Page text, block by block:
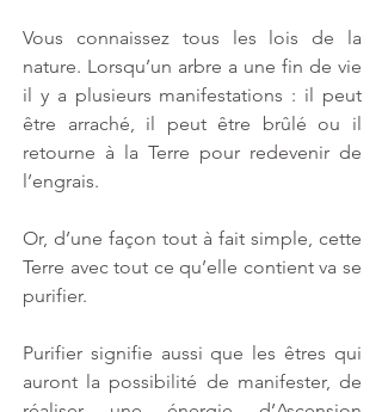
Vous connaissez tous les lois de la
nature. Lorsqu’un arbre a une fin de vie
il y a plusieurs manifestations : il peut
être arraché, il peut être brûlé ou il
retourne à la Terre pour redevenir de
l’engrais.
Or, d’une façon tout à fait simple, cette
Terre avec tout ce qu’elle contient va se
purifier.
Purifier signifie aussi que les êtres qui
auront la possibilité de manifester, de